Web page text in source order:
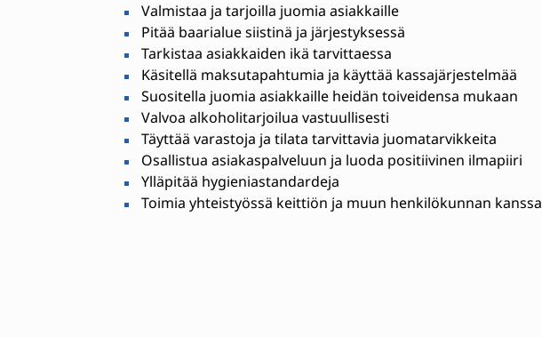
Valmistaa ja tarjoilla juomia asiakkaille
Pitää baarialue siistinä ja järjestyksessä
Tarkistaa asiakkaiden ikä tarvittaessa
Käsitellä maksutapahtumia ja käyttää kassajärjestelmää
Suositella juomia asiakkaille heidän toiveidensa mukaan
Valvoa alkoholitarjoilua vastuullisesti
Täyttää varastoja ja tilata tarvittavia juomatarvikkeita
Osallistua asiakaspalveluun ja luoda positiivinen ilmapiiri
Ylläpitää hygieniastandardeja
Toimia yhteistyössä keittiön ja muun henkilökunnan kanssa